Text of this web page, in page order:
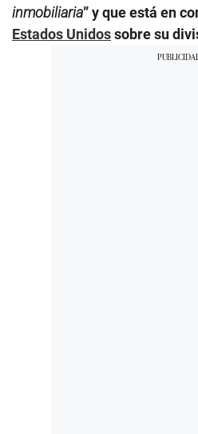
inmobiliaria” y que está en
Estados Unidossobre su